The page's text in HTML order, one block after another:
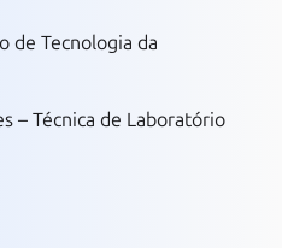
de Tecnologia da
– Técnica de Laboratório